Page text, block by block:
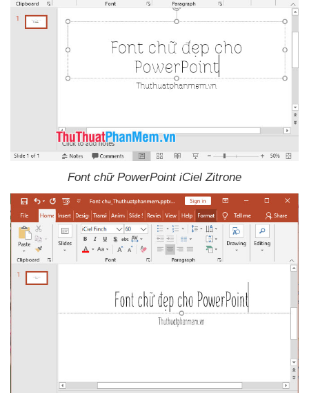
Font chữ PowerPoint iCiel Zitrone